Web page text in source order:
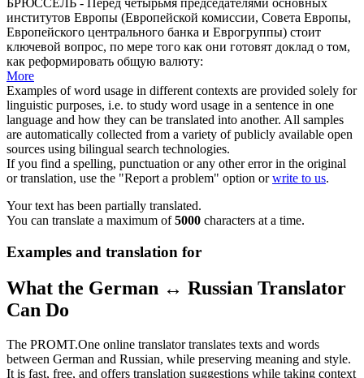
БРЮССЕЛЬ - Перед четырьмя председателями основных
институтов Европы (Европейской комиссии, Совета Европы,
Европейского центрального банка и Еврогруппы) стоит
ключевой вопрос, по мере того как они готовят доклад о том,
как реформировать общую валюту:
More
Examples of word usage in different contexts are provided solely for
linguistic purposes, i.e. to study word usage in a sentence in one
language and how they can be translated into another. All samples
are automatically collected from a variety of publicly available open
sources using bilingual search technologies.
If you find a spelling, punctuation or any other error in the original
or translation, use the "Report a problem" option orwrite to us.
Your text has been partially translated.
You can translate a maximum of5000 characters at a time.
Examples and translation for
What the German ↔ Russian Translator
Can Do
The PROMT.One online translator translates texts and words
between German and Russian, while preserving meaning and style.
It is fast, free, and offers translation suggestions while taking context